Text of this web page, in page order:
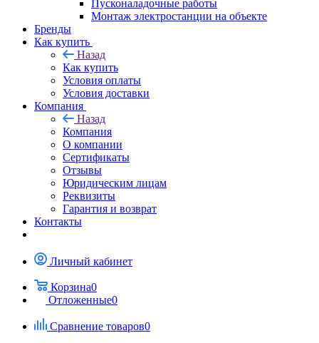
Пусконаладочные работы
Монтаж электростанции на объекте
Бренды
Как купить
Назад
Как купить
Условия оплаты
Условия доставки
Компания
Назад
Компания
О компании
Сертификаты
Отзывы
Юридическим лицам
Реквизиты
Гарантия и возврат
Контакты
Личный кабинет
Корзина0
Отложенные0
Сравнение товаров0